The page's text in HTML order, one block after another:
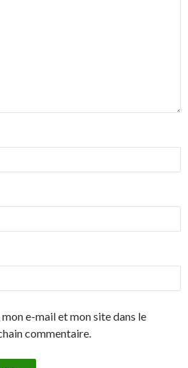
e-mail et mon site dans le
commentaire.